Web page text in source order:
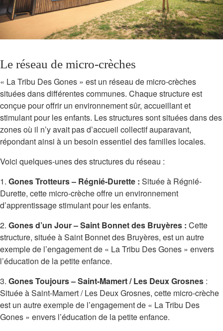
Le réseau de micro-crèches
« La Tribu Des Gones » est un réseau de micro-crèches
situées dans différentes communes. Chaque structure est
conçue pour offrir un environnement sûr, accueillant et
stimulant pour les enfants. Les structures sont situées dans des
zones où il n’y avait pas d’accueil collectif auparavant,
répondant ainsi à un besoin essentiel des familles locales.
Voici quelques-unes des structures du réseau :
1. Gones Trotteurs – Régnié-Durette : Située à Régnié-
Durette, cette micro-crèche offre un environnement
d’apprentissage stimulant pour les enfants.
2. Gones d’un Jour – Saint Bonnet des Bruyères : Cette
structure, située à Saint Bonnet des Bruyères, est un autre
exemple de l’engagement de « La Tribu Des Gones » envers
l’éducation de la petite enfance.
3. Gones Toujours – Saint-Mamert / Les Deux Grosnes :
Située à Saint-Mamert / Les Deux Grosnes, cette micro-crèche
est un autre exemple de l’engagement de « La Tribu Des
Gones » envers l’éducation de la petite enfance.